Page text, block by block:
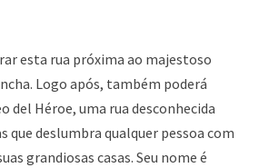
esta rua próxima ao majestoso
Logo após, também poderá
del Héroe, uma rua desconhecida
que deslumbra qualquer pessoa com
grandiosas casas. Seu nome é